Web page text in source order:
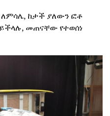
ለምሳሌ, ከታች ያለውን ፎቶ
መጠናቸው የተወሰነ